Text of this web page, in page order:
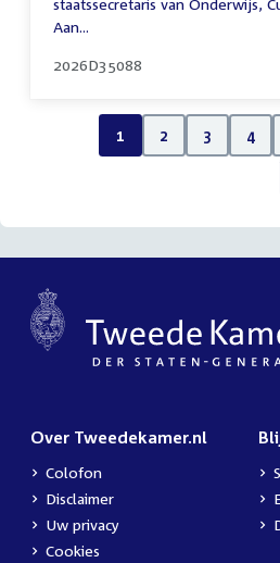
staatssecretaris van Onderwijs,
Aan...
2026D35088
1 2 3 4
Over Tweedekamer.nl
Colofon
Disclaimer
Uw privacy
Cookies